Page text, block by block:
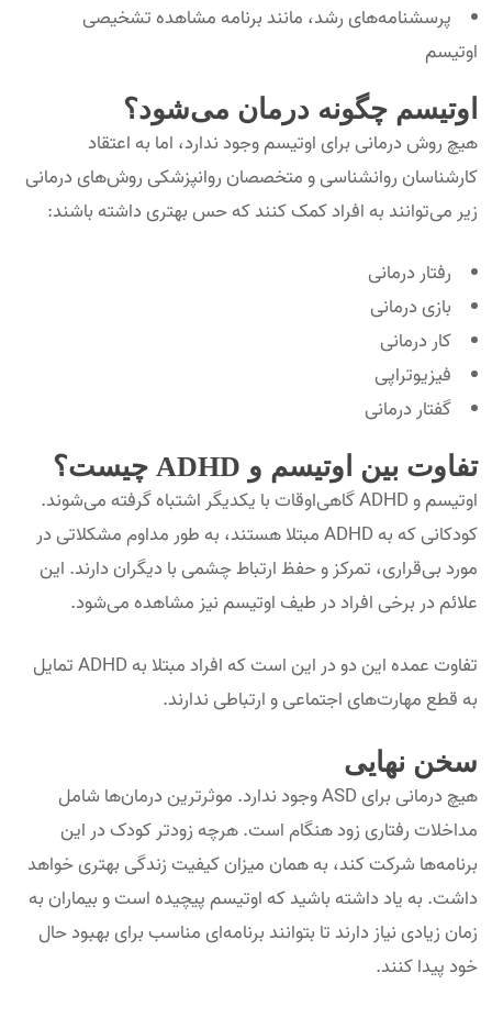
پرسشنامه‌های رشد، مانند برنامه مشاهده تشخیصی
اوتیسم
اوتیسم چگونه درمان می‌شود؟
هیچ روش درمانی برای اوتیسم وجود ندارد، اما به اعتقاد
کارشناسان روانشناسی و متخصصان روانپزشکی روش‌های درمانی
زیر می‌توانند به افراد کمک کنند که حس بهتری داشته باشند:
رفتار درمانی
بازی درمانی
کار درمانی
فیزیوتراپی
گفتار درمانی
تفاوت بین اوتیسم و ADHD چیست؟
اوتیسم و ADHD گاهی‌اوقات با یکدیگر اشتباه گرفته می‌شوند.
کودکانی که به ADHD مبتلا هستند، به طور مداوم مشکلاتی در
مورد بی‌قراری، تمرکز و حفظ ارتباط چشمی با دیگران دارند. این
علائم در برخی افراد در طیف اوتیسم نیز مشاهده می‌شود.
تفاوت عمده این دو در این است که افراد مبتلا به ADHD تمایل
به قطع مهارت‌های اجتماعی و ارتباطی ندارند.
سخن نهایی
هیچ درمانی برای ASD وجود ندارد. موثرترین درمان‌ها شامل
مداخلات رفتاری زود هنگام است. هرچه زودتر کودک در این
برنامه‌ها شرکت کند، به همان میزان کیفیت زندگی بهتری خواهد
داشت. به یاد داشته باشید که اوتیسم پیچیده است و بیماران به
زمان زیادی نیاز دارند تا بتوانند برنامه‌ای مناسب برای بهبود حال
خود پیدا کنند.